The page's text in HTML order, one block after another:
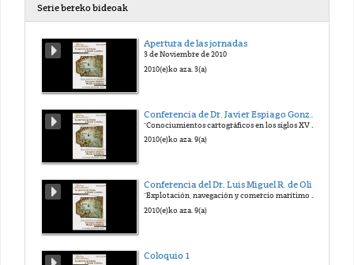
Serie bereko bideoak
Apertura de las jornadas
3 de Noviembre de 2010
2010(e)ko aza. 3(a)
"Conociumientos cartográficos en los siglos XV y XVI. Del Mediterráneo al Atlántico
2010(e)ko aza. 9(a)
Conferencia del Dr. Luis Miguel R. de Oliveira Duarte
"Explotación, navegación y comercio marítimo Portugués en torno al 1500"
2010(e)ko aza. 9(a)
Coloquio 1